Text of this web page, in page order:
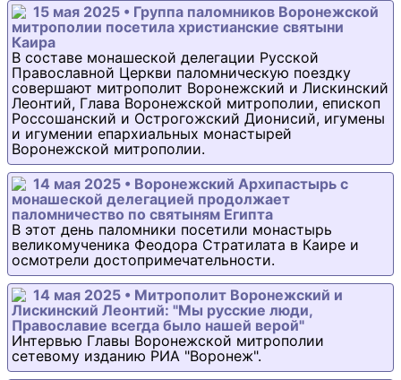
15 мая 2025 • Группа паломников Воронежской
митрополии посетила христианские святыни
Каира
В составе монашеской делегации Русской
Православной Церкви паломническую поездку
совершают митрополит Воронежский и Лискинский
Леонтий, Глава Воронежской митрополии, епископ
Россошанский и Острогожский Дионисий, игумены
и игумении епархиальных монастырей
Воронежской митрополии.
14 мая 2025 • Воронежский Архипастырь с
монашеской делегацией продолжает
паломничество по святыням Египта
В этот день паломники посетили монастырь
великомученика Феодора Стратилата в Каире и
осмотрели достопримечательности.
14 мая 2025 • Митрополит Воронежский и
Лискинский Леонтий: "Мы русские люди,
Православие всегда было нашей верой"
Интервью Главы Воронежской митрополии
сетевому изданию РИА "Воронеж".